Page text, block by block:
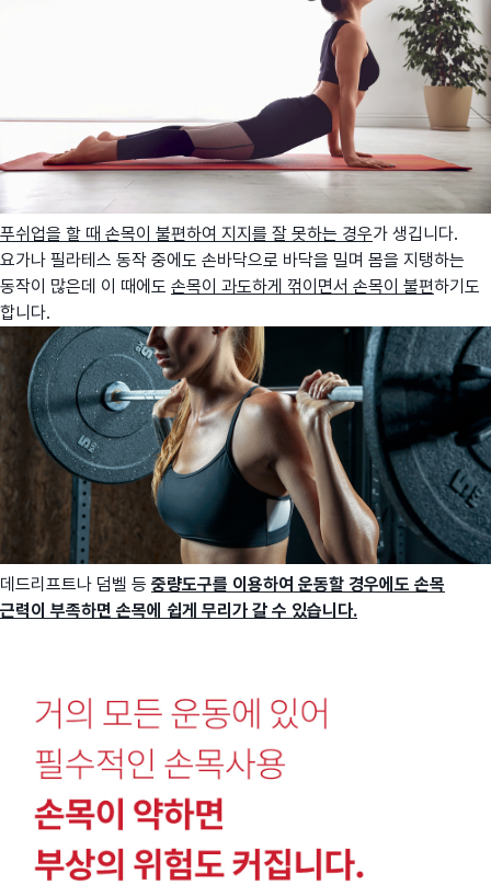
푸쉬업을 할 때 손목이 불편하여 지지를 잘 못하는 경우가 생깁니다.
요가나 필라테스 동작 중에도 손바닥으로 바닥을 밀며 몸을 지탱하는
동작이 많은데 이 때에도 손목이 과도하게 꺾이면서 손목이 불편하기도
합니다.
데드리프트나 덤벨 등 중량도구를 이용하여 운동할 경우에도 손목
근력이 부족하면 손목에 쉽게 무리가 갈 수 있습니다.